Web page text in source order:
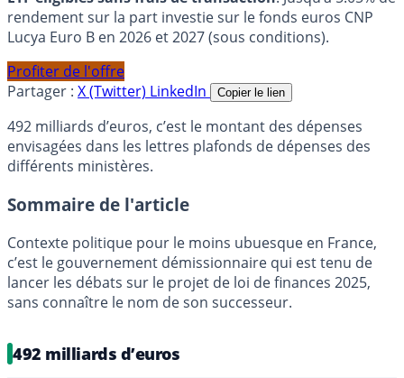
rendement sur la part investie sur le fonds euros CNP
Lucya Euro B en 2026 et 2027 (sous conditions).
Profiter de l'offre
Partager : X (Twitter) LinkedIn Copier le lien
492 milliards d’euros, c’est le montant des dépenses
envisagées dans les lettres plafonds de dépenses des
différents ministères.
Sommaire de l'article
Contexte politique pour le moins ubuesque en France,
c’est le gouvernement démissionnaire qui est tenu de
lancer les débats sur le projet de loi de finances 2025,
sans connaître le nom de son successeur.
492 milliards d’euros